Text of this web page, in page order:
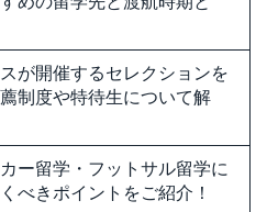
が開催するセレクションを
制度や特待生について解
ー留学・フットサル留学に
べきポイントをご紹介！